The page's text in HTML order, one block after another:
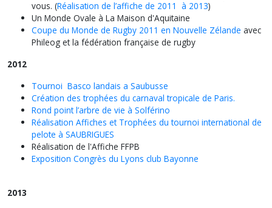
vous. (Réalisation de l’affiche de 2011 à 2013)
Un Monde Ovale à La Maison d'Aquitaine
Coupe du Monde de Rugby 2011 en Nouvelle Zélande avec
Phileog et la fédération française de rugby
2012
Tournoi Basco landais a Saubusse
Création des trophées du carnaval tropicale de Paris.
Rond point l’arbre de vie à Solférino
Réalisation Affiches et Trophées du tournoi international de
pelote à SAUBRIGUES
Réalisation de l'Affiche FFPB
Exposition Congrès du Lyons club Bayonne
2013